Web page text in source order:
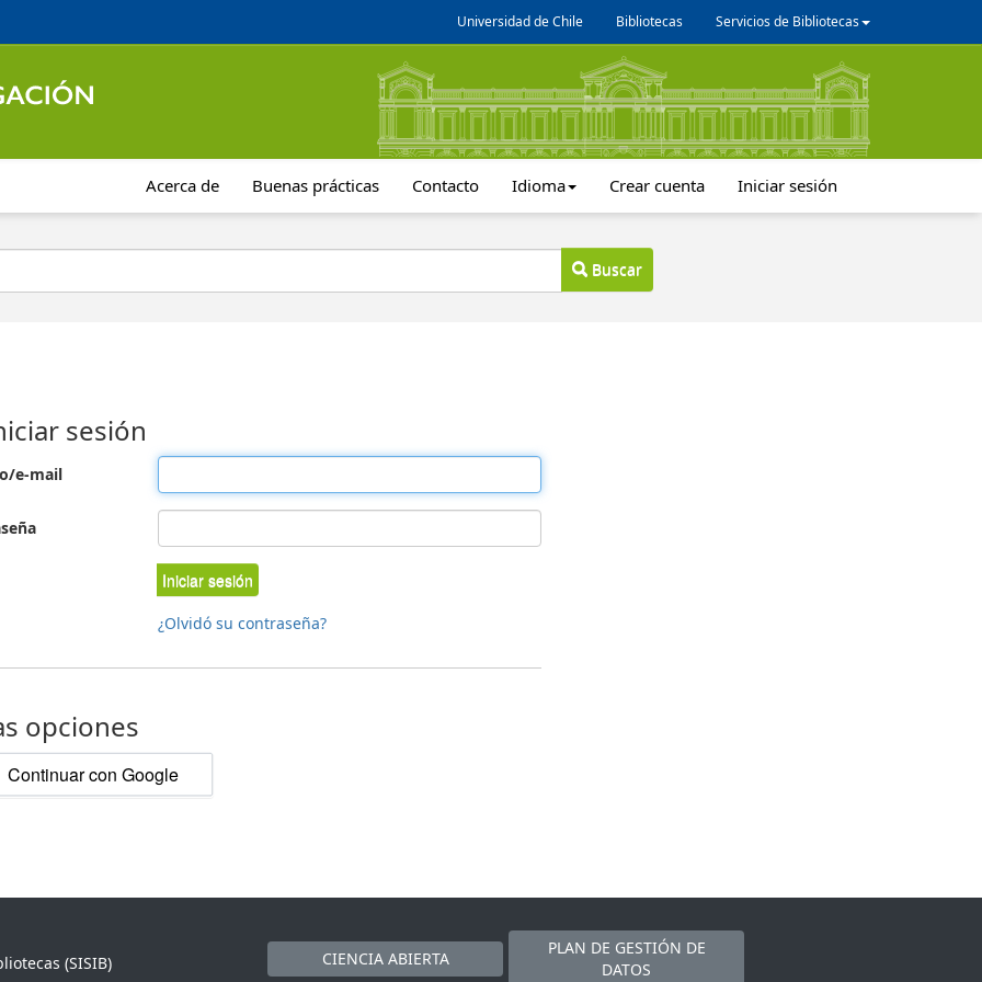
Universidad de Chile Bibliotecas Servicios de Bibliotecas
Acerca de Buenas prácticas Contacto Idioma Crear cuenta Iniciar sesión
Buscar
sesión
e-mail
Iniciar sesión
¿Olvidó su contraseña?
opciones
Continuar con Google
(SISIB)
CIENCIA ABIERTA
PLAN DE GESTIÓN DE
DATOS